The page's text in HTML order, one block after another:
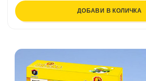
ДОБАВИ В КОЛИЧКА